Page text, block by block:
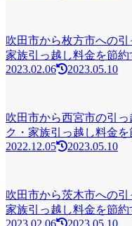
吹田市から枚方市への
家族引っ越し料金を節約
2023.02.06
2023.05.10
吹田市から西宮市の引
ク・家族引っ越し料金
2022.12.05
2023.05.10
吹田市から茨木市への
家族引っ越し料金を節約